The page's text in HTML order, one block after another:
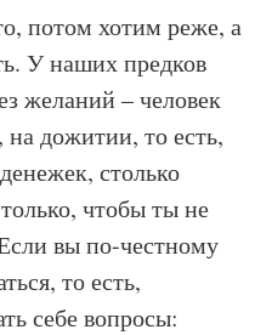
потом хотим реже, а
У наших предков
желаний – человек
дожитии, то есть,
столько
чтобы ты не
вы по-честному
то есть,
себе вопросы: